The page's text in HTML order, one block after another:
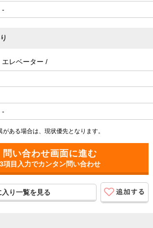
-
エレベーター /
-
ある場合は、現状優先となります。
3項目入力でカンタン問い合わせ
入り一覧を見る